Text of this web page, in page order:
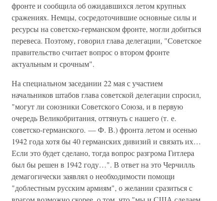
фронте и сообщила об ожидавшихся летом крупных
сражениях. Немцы, сосредоточившие основные силы и
ресурсы на советско-германском фронте, могли добиться
перевеса. Поэтому, говорил глава делегации, "Советское
правительство считает вопрос о втором фронте
актуальным и срочным".
На специальном заседании 22 мая с участием
начальников штабов глава советской делегации спросил,
"могут ли союзники Советского Союза, и в первую
очередь Великобритания, оттянуть с нашего (т. е.
советско-германского. — Ф. В.) фронта летом и осенью
1942 года хотя бы 40 германских дивизий и связать их…
Если это будет сделано, тогда вопрос разгрома Гитлера
был бы решен в 1942 году…". В ответ на это Черчилль
демагогически заявлял о необходимости помощи
"доблестным русским армиям", о желании сразиться с